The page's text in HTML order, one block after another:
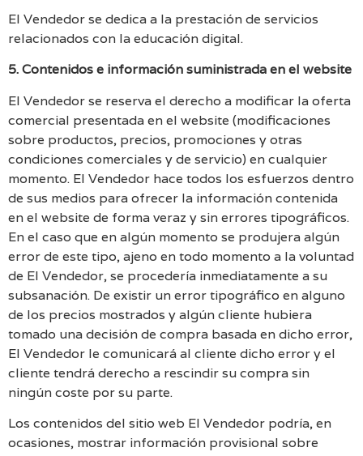
El Vendedor se dedica a la prestación de servicios
relacionados con la educación digital.
5. Contenidos e información suministrada en el website
El Vendedor se reserva el derecho a modificar la oferta
comercial presentada en el website (modificaciones
sobre productos, precios, promociones y otras
condiciones comerciales y de servicio) en cualquier
momento. El Vendedor hace todos los esfuerzos dentro
de sus medios para ofrecer la información contenida
en el website de forma veraz y sin errores tipográficos.
En el caso que en algún momento se produjera algún
error de este tipo, ajeno en todo momento a la voluntad
de El Vendedor, se procedería inmediatamente a su
subsanación. De existir un error tipográfico en alguno
de los precios mostrados y algún cliente hubiera
tomado una decisión de compra basada en dicho error,
El Vendedor le comunicará al cliente dicho error y el
cliente tendrá derecho a rescindir su compra sin
ningún coste por su parte.
Los contenidos del sitio web El Vendedor podría, en
ocasiones, mostrar información provisional sobre